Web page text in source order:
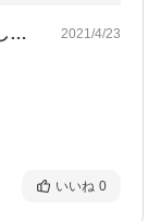
丈夫で使いやすくいい買い物できました！… 2021/4/23
いいね 0